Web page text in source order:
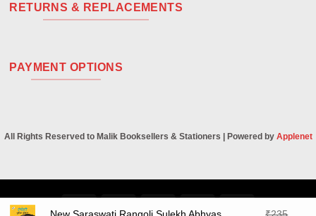
RETURNS & REPLACEMENTS
PAYMENT OPTIONS
All Rights Reserved to Malik Booksellers & Stationers | Powered by Applenet